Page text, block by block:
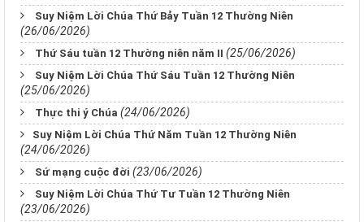
Suy Niệm Lời Chúa Thứ Bảy Tuần 12 Thường Niên
(26/06/2026)
Thứ Sáu tuần 12 Thường niên năm II (25/06/2026)
Suy Niệm Lời Chúa Thứ Sáu Tuần 12 Thường Niên
(25/06/2026)
Thực thi ý Chúa (24/06/2026)
​​​​​​​Suy Niệm Lời Chúa Thứ Năm Tuần 12 Thường Niên
(24/06/2026)
Sứ mạng cuộc đời (23/06/2026)
Suy Niệm Lời Chúa Thứ Tư Tuần 12 Thường Niên
(23/06/2026)